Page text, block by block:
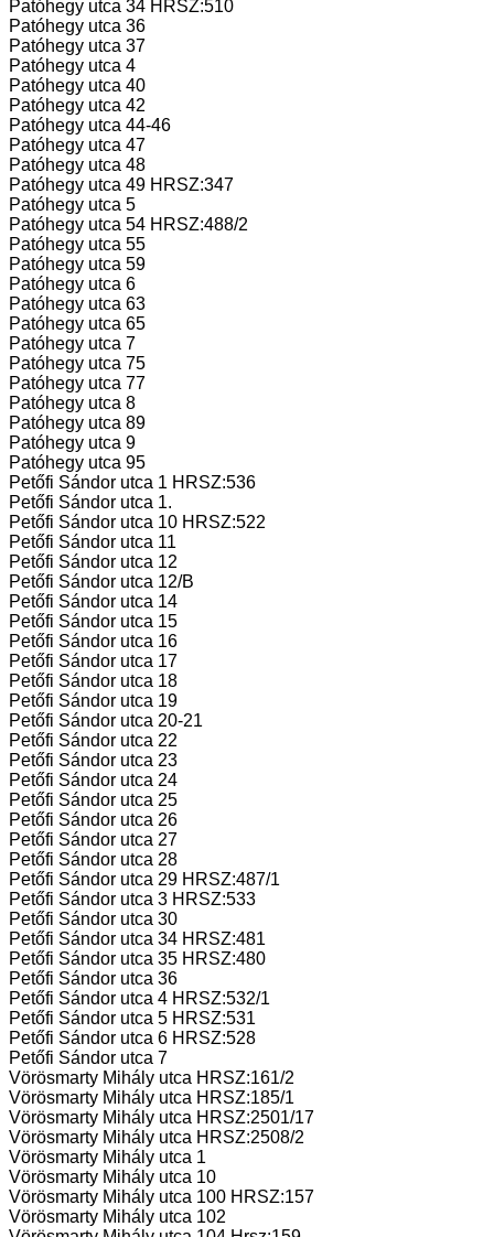
Patóhegy utca 34 HRSZ:510
Patóhegy utca 36
Patóhegy utca 37
Patóhegy utca 4
Patóhegy utca 40
Patóhegy utca 42
Patóhegy utca 44-46
Patóhegy utca 47
Patóhegy utca 48
Patóhegy utca 49 HRSZ:347
Patóhegy utca 5
Patóhegy utca 54 HRSZ:488/2
Patóhegy utca 55
Patóhegy utca 59
Patóhegy utca 6
Patóhegy utca 63
Patóhegy utca 65
Patóhegy utca 7
Patóhegy utca 75
Patóhegy utca 77
Patóhegy utca 8
Patóhegy utca 89
Patóhegy utca 9
Patóhegy utca 95
Petőfi Sándor utca 1 HRSZ:536
Petőfi Sándor utca 1.
Petőfi Sándor utca 10 HRSZ:522
Petőfi Sándor utca 11
Petőfi Sándor utca 12
Petőfi Sándor utca 12/B
Petőfi Sándor utca 14
Petőfi Sándor utca 15
Petőfi Sándor utca 16
Petőfi Sándor utca 17
Petőfi Sándor utca 18
Petőfi Sándor utca 19
Petőfi Sándor utca 20-21
Petőfi Sándor utca 22
Petőfi Sándor utca 23
Petőfi Sándor utca 24
Petőfi Sándor utca 25
Petőfi Sándor utca 26
Petőfi Sándor utca 27
Petőfi Sándor utca 28
Petőfi Sándor utca 29 HRSZ:487/1
Petőfi Sándor utca 3 HRSZ:533
Petőfi Sándor utca 30
Petőfi Sándor utca 34 HRSZ:481
Petőfi Sándor utca 35 HRSZ:480
Petőfi Sándor utca 36
Petőfi Sándor utca 4 HRSZ:532/1
Petőfi Sándor utca 5 HRSZ:531
Petőfi Sándor utca 6 HRSZ:528
Petőfi Sándor utca 7
Vörösmarty Mihály utca HRSZ:161/2
Vörösmarty Mihály utca HRSZ:185/1
Vörösmarty Mihály utca HRSZ:2501/17
Vörösmarty Mihály utca HRSZ:2508/2
Vörösmarty Mihály utca 1
Vörösmarty Mihály utca 10
Vörösmarty Mihály utca 100 HRSZ:157
Vörösmarty Mihály utca 102